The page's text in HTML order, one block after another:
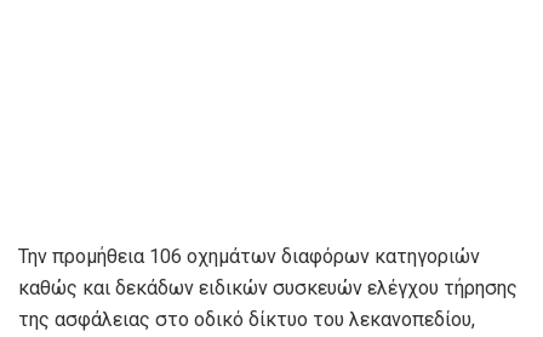
Την προμήθεια 106 οχημάτων διαφόρων κατηγοριών
καθώς και δεκάδων ειδικών συσκευών ελέγχου τήρησης
της ασφάλειας στο οδικό δίκτυο του λεκανοπεδίου,